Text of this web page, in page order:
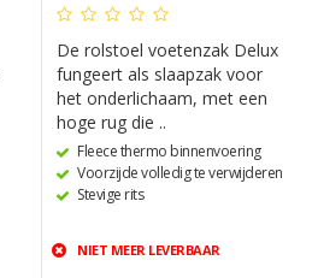
De rolstoel voetenzak Delux
fungeert als slaapzak voor
het onderlichaam, met een
hoge rug die ..
Fleece thermo binnenvoering
Voorzijde volledig te verwijderen
Stevige rits
NIET MEER LEVERBAAR